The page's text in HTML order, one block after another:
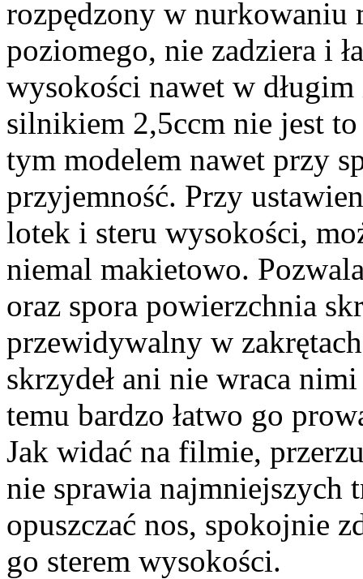
rozpędzony w nurkowaniu
poziomego, nie zadziera i
wysokości nawet w
silnikiem 2,5ccm nie jest
tym modelem nawet przy
przyjemność. Przy
lotek i steru wysokości,
niemal makietowo.
oraz spora powierzchnia
przewidywalny w
skrzydeł ani nie wraca
temu bardzo łatwo go
Jak widać na filmie,
nie sprawia najmniejszych
opuszczać nos, spokojnie
go sterem wysokości.